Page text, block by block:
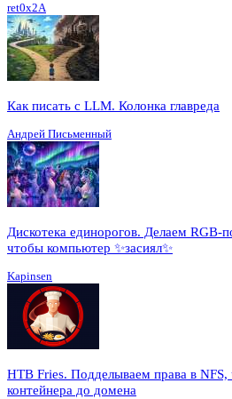
ret0x2A
Как писать с LLM. Колонка главреда
Андрей Письменный
Дискотека единорогов. Делаем RGB-
чтобы компьютер ✨засиял✨
Kapinsen
HTB Fries. Подделываем права в NFS,
контейнера до домена